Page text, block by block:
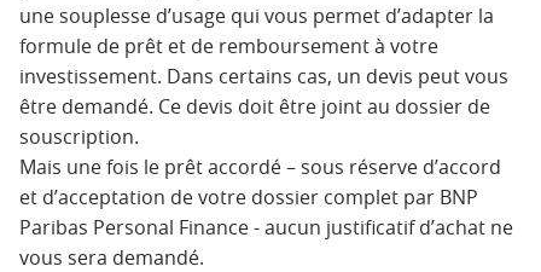
une souplesse d’usage qui vous permet d’adapter la
formule de prêt et de remboursement à votre
investissement. Dans certains cas, un devis peut vous
être demandé. Ce devis doit être joint au dossier de
souscription.
Mais une fois le prêt accordé – sous réserve d’accord
et d’acceptation de votre dossier complet par BNP
Paribas Personal Finance - aucun justificatif d’achat ne
vous sera demandé.